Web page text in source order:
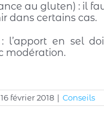
au gluten) : il
dans certains cas.
l’apport en sel
modération.
16 février 2018 | Conseils